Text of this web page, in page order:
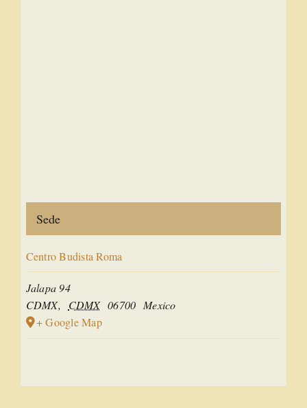
Sede
Centro Budista Roma
Jalapa 94
CDMX, CDMX 06700 Mexico
+ Google Map